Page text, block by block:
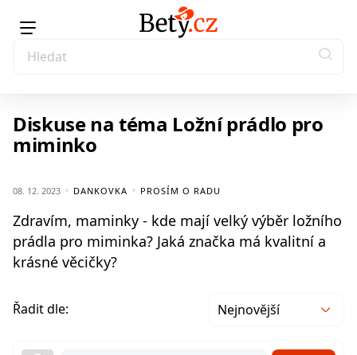
Diskuse na téma Ložní prádlo pro
miminko
08. 12. 2023 DANKOVKA PROSÍM O RADU
Zdravím, maminky - kde mají velký výběr ložního
prádla pro miminka? Jaká značka má kvalitní a
krásné věcičky?
Řadit dle: Nejnovější